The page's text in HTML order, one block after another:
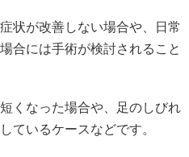
状が改善しない場合や、日常
合には手術が検討されること
くなった場合や、足のしびれ
ているケースなどです。